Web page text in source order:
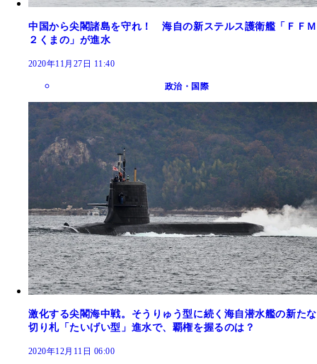
中国から尖閣諸島を守れ！ 海自の新ステルス護衛艦「ＦＦＭ
２くまの」が進水
2020年11月27日 11:40
政治・国際
激化する尖閣海中戦。そうりゅう型に続く海自潜水艦の新たな
切り札「たいげい型」進水で、覇権を握るのは？
2020年12月11日 06:00